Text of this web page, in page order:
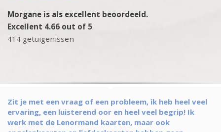
Morgane is als excellent beoordeeld.
Excellent 4.66 out of 5
414 getuigenissen
Zit je met een vraag of een probleem, ik heb heel veel
ervaring, een luisterend oor en heel veel begrip! Ik
werk met de Lenormand kaarten, maar ook